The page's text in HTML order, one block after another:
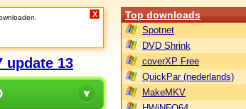
X
update 13
Top downloads
Spotnet
DVD Shrink
coverXP Free
QuickPar (nederlands)
MakeMKV